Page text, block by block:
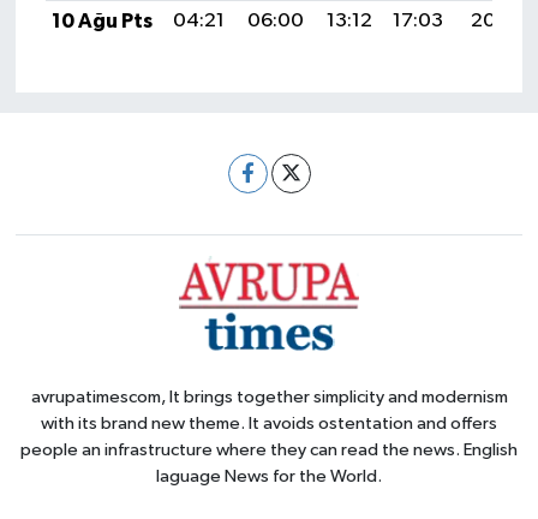
10 Ağu Pts
04:21 06:00 13:12 17:03 20:15
avrupatimescom, It brings together simplicity and modernism
with its brand new theme. It avoids ostentation and offers
people an infrastructure where they can read the news. English
laguage News for the World.